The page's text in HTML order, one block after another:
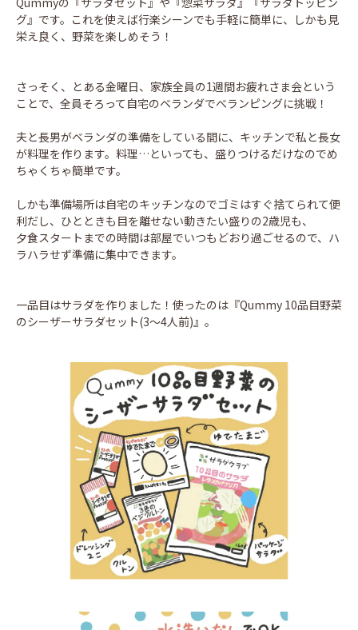
グ』です。これを使えば行楽シーンでも手軽に簡単に、しかも見
栄え良く、野菜を楽しめそう！
さっそく、とある金曜日、家族全員の1週間お疲れさま会という
ことで、全員そろって自宅のベランダでべランピングに挑戦！
夫と長男がベランダの準備をしている間に、キッチンで私と長女
が料理を作ります。料理…といっても、盛りつけるだけなのでめ
ちゃくちゃ簡単です。
しかも準備場所は自宅のキッチンなのでゴミはすぐ捨てられて便
利だし、ひとときも目を離せない動きたい盛りの2歳児も、
夕食スタートまでの時間は部屋でいつもどおり過ごせるので、ハ
ラハラせず準備に集中できます。
一品目はサラダを作りました！使ったのは『Qummy 10品目野菜
のシーザーサラダセット(3～4人前)』。